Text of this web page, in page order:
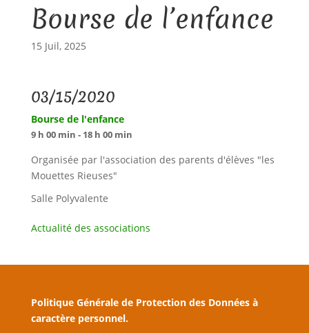
Bourse de l’enfance
15 Juil, 2025
03/15/2020
Bourse de l'enfance
9 h 00 min - 18 h 00 min
Organisée par l'association des parents d'élèves "les
Mouettes Rieuses"
Salle Polyvalente
Actualité des associations
Politique Générale de Protection des Données à
caractère personnel.